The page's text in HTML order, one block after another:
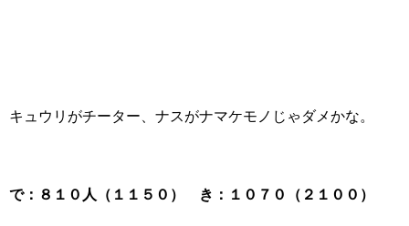
キュウリがチーター、ナスがナマケモノじゃダメかな。
で：８１０人（１１５０） き：１０７０（２１００）